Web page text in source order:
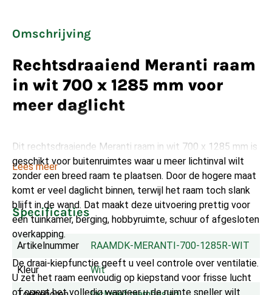
Omschrijving
Rechtsdraaiend Meranti raam
in wit 700 x 1285 mm voor
meer daglicht
Dit rechtsdraaiende Meranti raam in wit 700 x 1285 mm is
geschikt voor buitenruimtes waar u meer lichtinval wilt
zonder een breed raam te plaatsen. Door de hogere maat
komt er veel daglicht binnen, terwijl het raam toch slank
blijft in de wand. Dat maakt deze uitvoering prettig voor
een tuinkamer, berging, hobbyruimte, schuur of afgesloten
overkapping.
De draai-kiepfunctie geeft u veel controle over ventilatie.
U zet het raam eenvoudig op kiepstand voor frisse lucht
of opent het volledig wanneer u de ruimte sneller wilt
Lees meer
Specificaties
Artikelnummer RAAMDK-MERANTI-700-1285R-WIT
Kleur Wit